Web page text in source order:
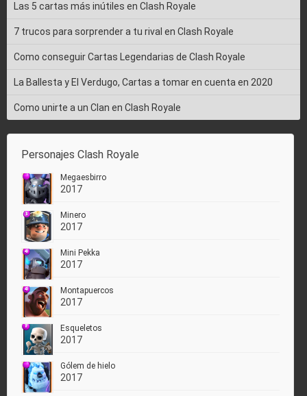
Las 5 cartas más inútiles en Clash Royale
7 trucos para sorprender a tu rival en Clash Royale
Como conseguir Cartas Legendarias de Clash Royale
La Ballesta y El Verdugo, Cartas a tomar en cuenta en 2020
Como unirte a un Clan en Clash Royale
Personajes Clash Royale
Megaesbirro
2017
Minero
2017
Mini Pekka
2017
Montapuercos
2017
Esqueletos
2017
Gólem de hielo
2017